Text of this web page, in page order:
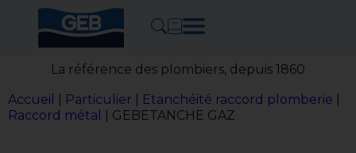
La référence des plombiers, depuis 1860
Accueil
Particulier Etanchéité raccord plomberie
Raccord métal
| GEBETANCHE GAZ